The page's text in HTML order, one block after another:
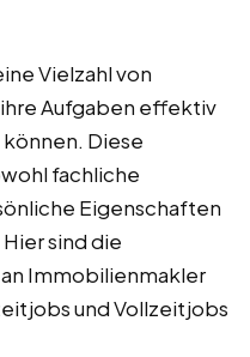
Vielzahl von
Aufgaben effektiv
können. Diese
fachliche
Eigenschaften
sind die
Immobilienmakler
und Vollzeitjobs